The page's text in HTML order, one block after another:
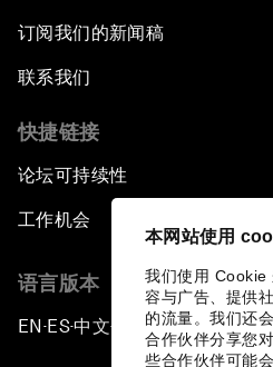
本网站使用
我们使用 Cookie
容与广告、提供
的流量。我们还
合作伙伴分享您
些合作伙伴可能
订阅我们的新闻稿
联系我们
快捷链接
论坛可持续性
工作机会
语言版本
EN ▪ES▪中文▪ 日本語